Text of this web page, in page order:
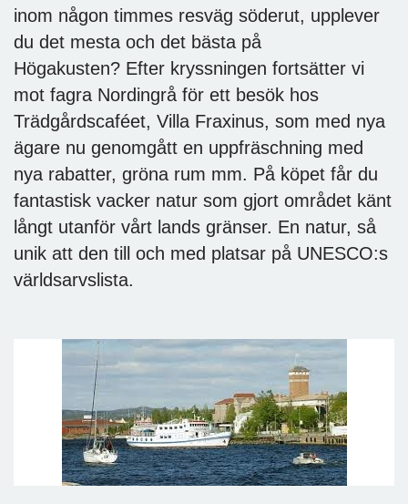
inom någon timmes resväg söderut, upplever
du det mesta och det bästa på
Högakusten? Efter kryssningen fortsätter vi
mot fagra Nordingrå för ett besök hos
Trädgårdscaféet, Villa Fraxinus, som med nya
ägare nu genomgått en uppfräschning med
nya rabatter, gröna rum mm. På köpet får du
fantastisk vacker natur som gjort området känt
långt utanför vårt lands gränser. En natur, så
unik att den till och med platsar på UNESCO:s
världsarvslista.